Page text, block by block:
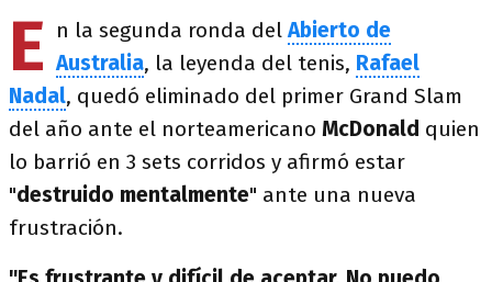
E n la segunda ronda delAbierto de
Australia, la leyenda del tenis, Rafael
Nadal, quedó eliminado del primer Grand Slam
del año ante el norteamericano McDonald quien
lo barrió en 3 sets corridos y afirmó estar
"destruido mentalmente" ante una nueva
frustración.